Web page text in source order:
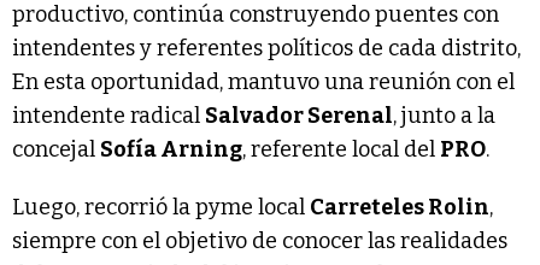
productivo, continúa construyendo puentes con
intendentes y referentes políticos de cada distrito,
En esta oportunidad, mantuvo una reunión con el
intendente radical Salvador Serenal, junto a la
concejal Sofía Arning, referente local del PRO.
Luego, recorrió la pyme local Carreteles Rolin,
siempre con el objetivo de conocer las realidades